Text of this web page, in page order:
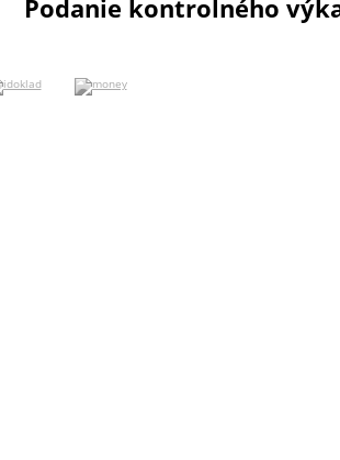
Podanie kontrolného